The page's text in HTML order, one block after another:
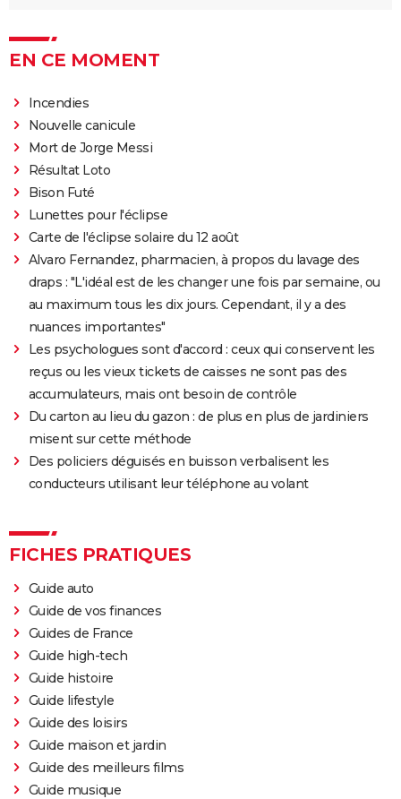
EN CE MOMENT
Incendies
Nouvelle canicule
Mort de Jorge Messi
Résultat Loto
Bison Futé
Lunettes pour l'éclipse
Carte de l'éclipse solaire du 12 août
Alvaro Fernandez, pharmacien, à propos du lavage des
draps : "L'idéal est de les changer une fois par semaine, ou
au maximum tous les dix jours. Cependant, il y a des
nuances importantes"
Les psychologues sont d'accord : ceux qui conservent les
reçus ou les vieux tickets de caisses ne sont pas des
accumulateurs, mais ont besoin de contrôle
Du carton au lieu du gazon : de plus en plus de jardiniers
misent sur cette méthode
Des policiers déguisés en buisson verbalisent les
conducteurs utilisant leur téléphone au volant
FICHES PRATIQUES
Guide auto
Guide de vos finances
Guides de France
Guide high-tech
Guide histoire
Guide lifestyle
Guide des loisirs
Guide maison et jardin
Guide des meilleurs films
Guide musique